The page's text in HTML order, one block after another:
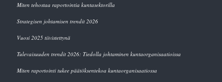
Miten tehostaa raportointia kuntasektorilla
Strategisen johtamisen trendit 2026
Vuosi 2025 tiivistettynä
Tulevaisuuden trendit 2026: Tiedolla johtaminen kuntaorganisaatioissa
Miten raportointi tukee päätöksentekoa kuntaorganisaatiossa